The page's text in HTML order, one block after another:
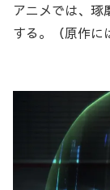
アニメでは、琢
する。（原作に